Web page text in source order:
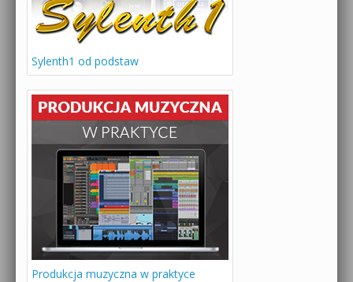
Sylenth1 od podstaw
Produkcja muzyczna w praktyce